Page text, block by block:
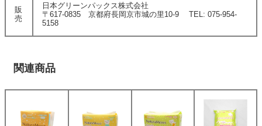
販
売
日本グリーンパックス株式会社
〒617-0835 京都府長岡京市城の里10-9 TEL: 075-954-
5158
関連商品